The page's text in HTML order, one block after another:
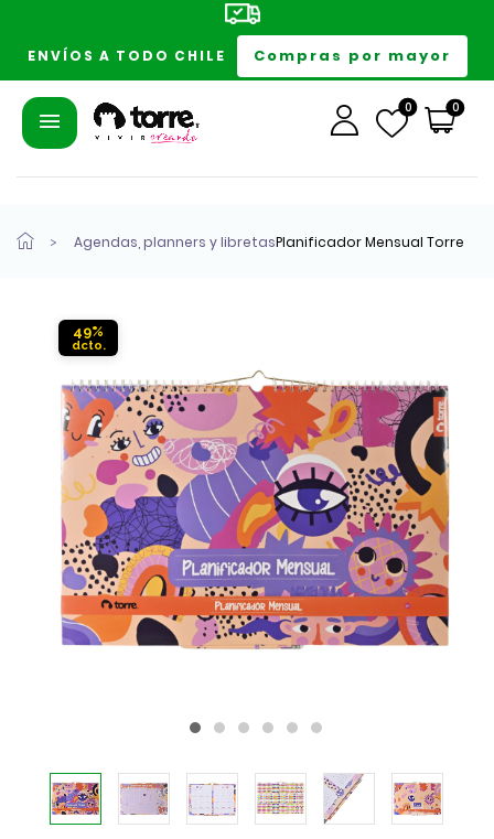
ENVÍOS A TODO CHILE Compras por mayor
0 0
Agendas, planners y libretasPlanificador Mensual Torre
49%